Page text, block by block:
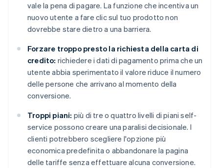
vale la pena di pagare. La funzione che incentiva un
nuovo utente a fare clic sul tuo prodotto non
dovrebbe stare dietro a una barriera.
Forzare troppo presto la richiesta della carta di
credito: richiedere i dati di pagamento prima che un
utente abbia sperimentato il valore riduce il numero
delle persone che arrivano al momento della
conversione.
Troppi piani: più di tre o quattro livelli di piani self-
service possono creare una paralisi decisionale. I
clienti potrebbero scegliere l'opzione più
economica predefinita o abbandonare la pagina
delle tariffe senza effettuare alcuna conversione.